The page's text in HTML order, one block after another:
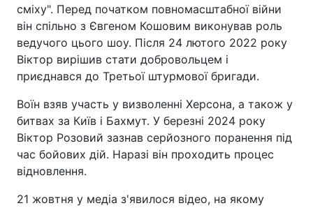
сміху". Перед початком повномасштабної війни
він спільно з Євгеном Кошовим виконував роль
ведучого цього шоу. Після 24 лютого 2022 року
Віктор вирішив стати добровольцем і
приєднався до Третьої штурмової бригади.
Воїн взяв участь у визволенні Херсона, а також у
битвах за Київ і Бахмут. У березні 2024 року
Віктор Розовий зазнав серйозного поранення під
час бойових дій. Наразі він проходить процес
відновлення.
21 жовтня у медіа з'явилося відео, на якому